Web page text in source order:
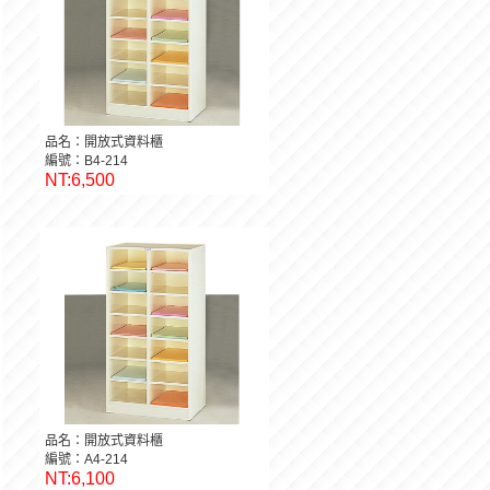
品名：開放式資料櫃
編號：B4-214
NT:6,500
品名：開放式資料櫃
編號：A4-214
NT:6,100